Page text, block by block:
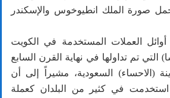
والتي تحمل صورة الملك انطيوخوس والإسكندر
العملات المستخدمة في الكويت
التي تم تداولها في نهاية القرن السابع
(الاحساء) السعودية، مشيراً إلى أن
استخدمت في كثير من البلدان كعملة